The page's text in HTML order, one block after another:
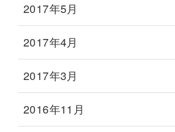
2017年5月
2017年4月
2017年3月
2016年11月